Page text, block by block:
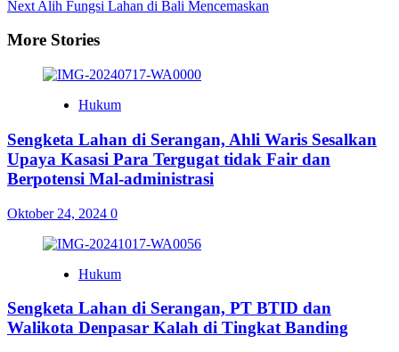
Next Alih Fungsi Lahan di Bali Mencemaskan
More Stories
Hukum
Sengketa Lahan di Serangan, Ahli Waris Sesalkan
Upaya Kasasi Para Tergugat tidak Fair dan
Berpotensi Mal-administrasi
Oktober 24, 2024 0
Hukum
Sengketa Lahan di Serangan, PT BTID dan
Walikota Denpasar Kalah di Tingkat Banding